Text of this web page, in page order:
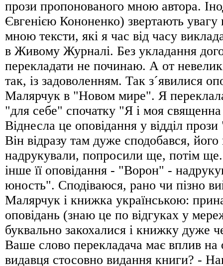
прози пропонованого мною автора.
Євгенією Кононенко) звертають увагу
мною тексти, які я час від часу
в Живому Журналі. Без укладання
перекладати не починаю. А от
так, із задоволенням. Так з´явилися
Малярчук в "Новом мире". Я
"для себе" спочатку "Я і моя
Віднесла це оповідання у відділ
Він відразу там дуже сподобався,
надрукували, попросили ще, потім
інше її оповідання - "Ворон" -
юность". Сподіваюся, рано чи пізно
Малярчук і книжка українською:
оповідань (знаю це по вiдгуках у
буквально закохалися і книжку
Ваше слово перекладача має вплив на
видавця стосовно видання книги? -